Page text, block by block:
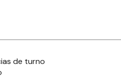
de turno